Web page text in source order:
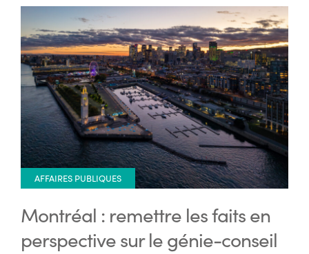
AFFAIRES PUBLIQUES
Montréal : remettre les faits en
perspective sur le génie-conseil